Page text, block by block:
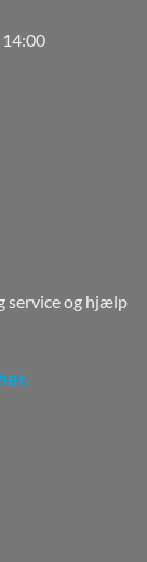
14:00
service og hjælp